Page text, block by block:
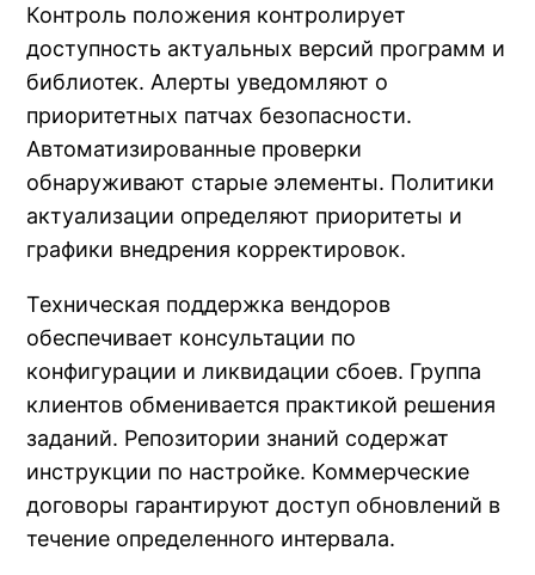
Контроль положения контролирует
доступность актуальных версий программ и
библиотек. Алерты уведомляют о
приоритетных патчах безопасности.
Автоматизированные проверки
обнаруживают старые элементы. Политики
актуализации определяют приоритеты и
графики внедрения корректировок.
Техническая поддержка вендоров
обеспечивает консультации по
конфигурации и ликвидации сбоев. Группа
клиентов обменивается практикой решения
заданий. Репозитории знаний содержат
инструкции по настройке. Коммерческие
договоры гарантируют доступ обновлений в
течение определенного интервала.